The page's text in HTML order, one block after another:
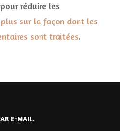
réduire les
sur la façon dont les
sont traitées.
E-MAIL.